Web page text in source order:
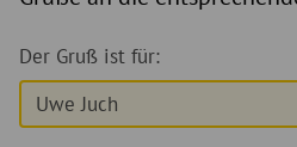
Der Gruß ist für: